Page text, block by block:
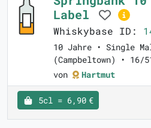
Label
Whiskybase ID:
10 Jahre • Single
(Campbeltown) • 16/
von
Hartmut
5cl = 6,90 €